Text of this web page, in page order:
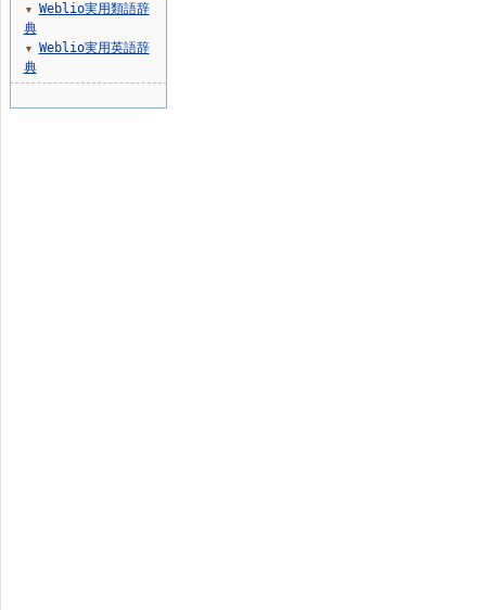
▼
Weblio実用類語辞
典
▼
Weblio実用英語辞
典